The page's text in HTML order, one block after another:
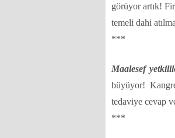
görüyor artık!
temeli dahi
***
Maalesef
büyüyor!
tedaviye cevap
***